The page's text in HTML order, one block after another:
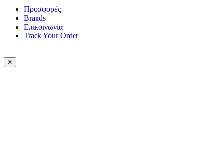
Προσφορές
Brands
Επικοινωνία
Track Your Order
X